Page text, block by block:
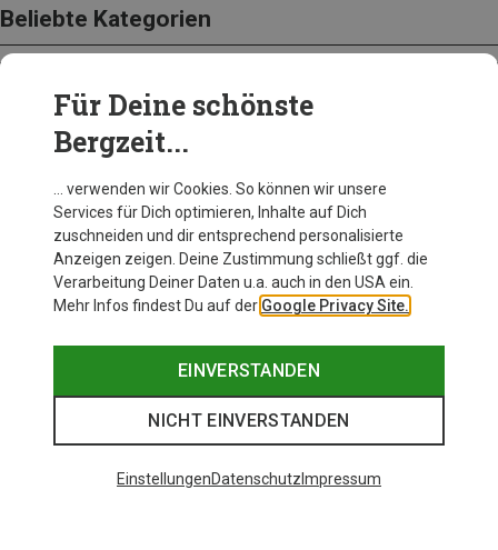
Beliebte Kategorien
BEKLEIDUNG
Für Deine schönste
Bergzeit...
… verwenden wir Cookies. So können wir unsere
Services für Dich optimieren, Inhalte auf Dich
zuschneiden und dir entsprechend personalisierte
Anzeigen zeigen. Deine Zustimmung schließt ggf. die
Verarbeitung Deiner Daten u.a. auch in den USA ein.
Mehr Infos findest Du auf der Google Privacy Site.
EINVERSTANDEN
NICHT EINVERSTANDEN
EinstellungenDatenschutz Impressum